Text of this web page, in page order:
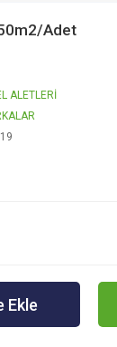
Adet
ALETLERİ
Ekle